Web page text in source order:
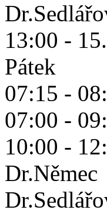
13:00 -
Pátek
07:15 -
07:00 -
10:00 -
Dr.Němec